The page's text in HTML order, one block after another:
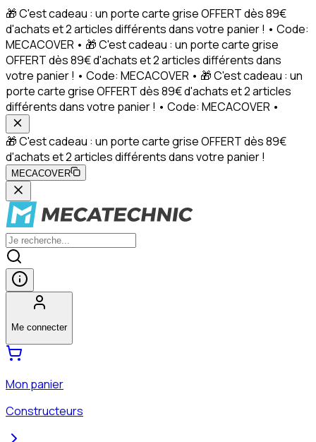
🎁 C'est cadeau : un porte carte grise OFFERT dès 89€
d'achats et 2 articles différents dans votre panier ! • Code:
MECACOVER • 🎁 C'est cadeau : un porte carte grise
OFFERT dès 89€ d'achats et 2 articles différents dans
votre panier ! • Code: MECACOVER • 🎁 C'est cadeau : un
porte carte grise OFFERT dès 89€ d'achats et 2 articles
différents dans votre panier ! • Code: MECACOVER •
🎁 C'est cadeau : un porte carte grise OFFERT dès 89€
d'achats et 2 articles différents dans votre panier !
MECACOVER
Me connecter
Mon panier
Constructeurs